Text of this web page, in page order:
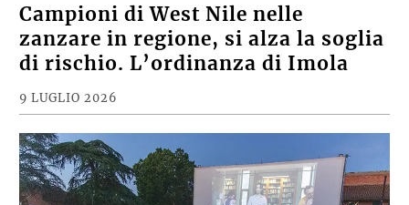
Campioni di West Nile nelle
zanzare in regione, si alza la soglia
di rischio. L’ordinanza di Imola
9 LUGLIO 2026